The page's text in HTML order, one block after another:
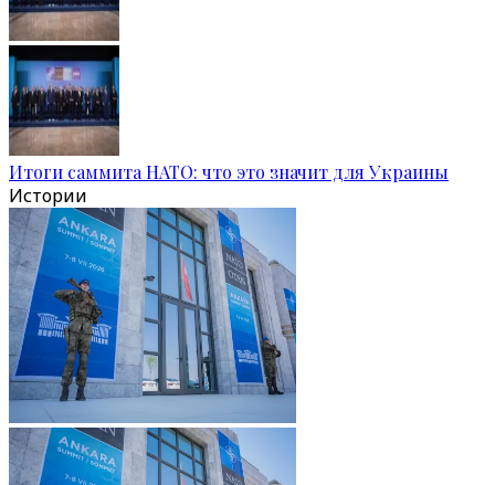
Итоги саммита НАТО: что это значит для Украины
Истории